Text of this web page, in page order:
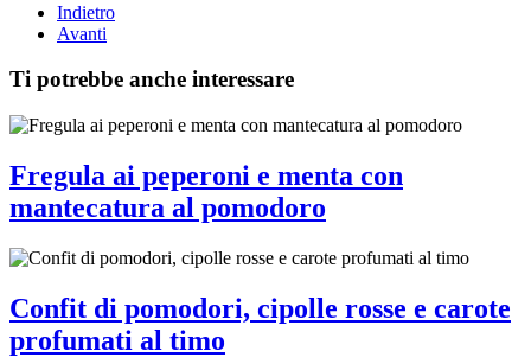
Indietro
Avanti
Ti potrebbe anche interessare
Fregula ai peperoni e menta con
mantecatura al pomodoro
Confit di pomodori, cipolle rosse e carote
profumati al timo